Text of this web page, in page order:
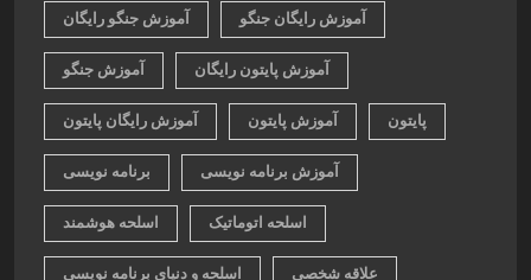
آموزش جنگو رایگان آموزش رایگان جنگو
آموزش جنگو آموزش پایتون رایگان
آموزش رایگان پایتون آموزش پایتون پایتون
برنامه نویسی آموزش برنامه نویسی
اسلحه هوشمند اسلحه اتوماتیک
اسلحه و دنیای برنامه نویسی علاقه شخصی